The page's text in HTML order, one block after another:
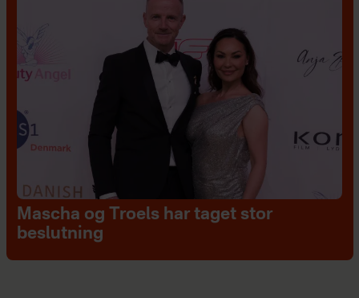
Mascha og Troels har taget stor
beslutning